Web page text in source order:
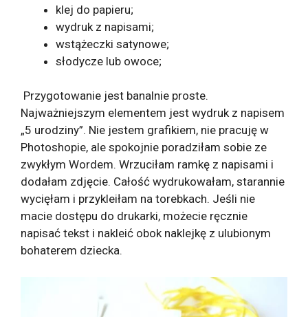
klej do papieru;
wydruk z napisami;
wstążeczki satynowe;
słodycze lub owoce;
Przygotowanie jest banalnie proste.
Najważniejszym elementem jest wydruk z napisem
„5 urodziny”. Nie jestem grafikiem, nie pracuję w
Photoshopie, ale spokojnie poradziłam sobie ze
zwykłym Wordem. Wrzuciłam ramkę z napisami i
dodałam zdjęcie. Całość wydrukowałam, starannie
wycięłam i przykleiłam na torebkach. Jeśli nie
macie dostępu do drukarki, możecie ręcznie
napisać tekst i nakleić obok naklejkę z ulubionym
bohaterem dziecka.